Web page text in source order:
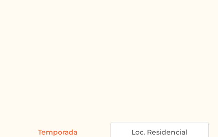
Temporada Loc. Residencial